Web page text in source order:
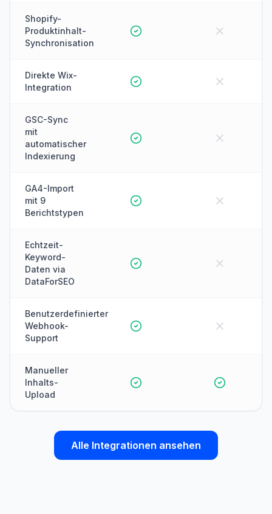
Shopify-
Produktinhalt-
Synchronisation
Direkte Wix-
Integration
GSC-Sync
mit
automatischer
Indexierung
GA4-Import
mit 9
Berichtstypen
Echtzeit-
Keyword-
Daten via
DataForSEO
Benutzerdefinierter
Webhook-
Support
Manueller
Inhalts-
Upload
Alle Integrationen ansehen